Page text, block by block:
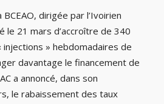
dirigée par l’Ivoirien
le 21 mars d’accroître de 340
injections » hebdomadaires de
davantage le financement de
a annoncé, dans son
le rabaissement des taux